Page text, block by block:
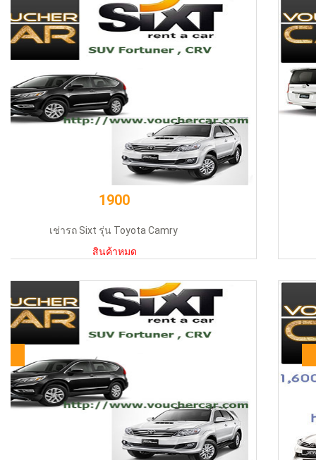
รถเช่า Sixth honda Stepwagon รถ MUV สุดห